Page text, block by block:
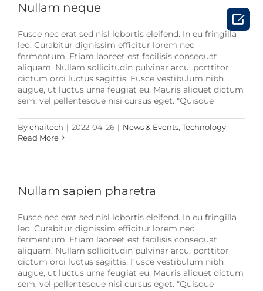
Nullam neque
Fusce nec erat sed nisl lobortis eleifend. In eu fringilla
leo. Curabitur dignissim efficitur lorem nec
fermentum. Etiam laoreet est facilisis consequat
aliquam. Nullam sollicitudin pulvinar arcu, porttitor
dictum orci luctus sagittis. Fusce vestibulum nibh
augue, ut luctus urna feugiat eu. Mauris aliquet dictum
sem, vel pellentesque nisi cursus eget. "Quisque
Byehaitech | 2022-04-26 | News & Events, Technology
Read More
Nullam sapien pharetra
Fusce nec erat sed nisl lobortis eleifend. In eu fringilla
leo. Curabitur dignissim efficitur lorem nec
fermentum. Etiam laoreet est facilisis consequat
aliquam. Nullam sollicitudin pulvinar arcu, porttitor
dictum orci luctus sagittis. Fusce vestibulum nibh
augue, ut luctus urna feugiat eu. Mauris aliquet dictum
sem, vel pellentesque nisi cursus eget. "Quisque
